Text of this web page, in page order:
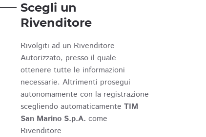
Scegli un
Rivenditore
Rivolgiti ad un Rivenditore
Autorizzato, presso il quale
ottenere tutte le informazioni
necessarie. Altrimenti prosegui
autonomamente con la registrazione
scegliendo automaticamente TIM
San Marino S.p.A. come
Rivenditore